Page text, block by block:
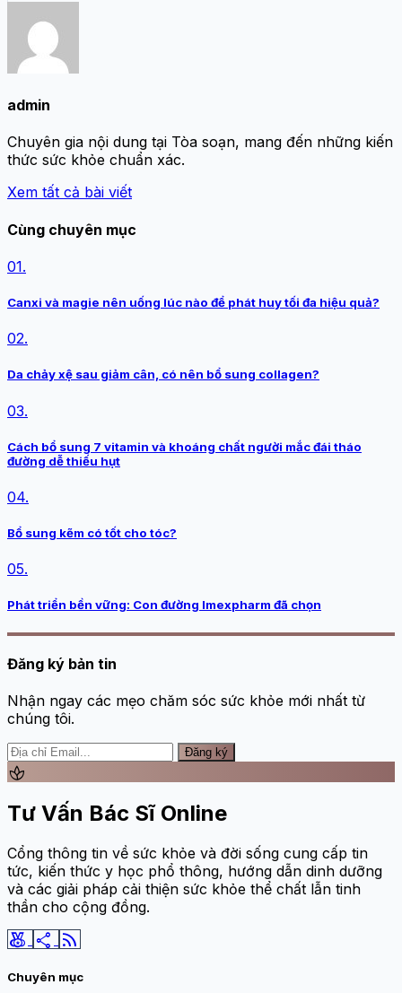
admin
Chuyên gia nội dung tại Tòa soạn, mang đến những kiến
thức sức khỏe chuẩn xác.
Xem tất cả bài viết
Cùng chuyên mục
01.
Canxi và magie nên uống lúc nào để phát huy tối đa hiệu quả?
02.
Da chảy xệ sau giảm cân, có nên bổ sung collagen?
03.
Cách bổ sung 7 vitamin và khoáng chất người mắc đái tháo
đường dễ thiếu hụt
04.
Bổ sung kẽm có tốt cho tóc?
05.
Phát triển bền vững: Con đường Imexpharm đã chọn
Đăng ký bản tin
Nhận ngay các mẹo chăm sóc sức khỏe mới nhất từ
chúng tôi.
Đăng ký
spa
Tư Vấn Bác Sĩ Online
Cổng thông tin về sức khỏe và đời sống cung cấp tin
tức, kiến thức y học phổ thông, hướng dẫn dinh dưỡng
và các giải pháp cải thiện sức khỏe thể chất lẫn tinh
thần cho cộng đồng.
social_leaderboard share rss_feed
Chuyên mục